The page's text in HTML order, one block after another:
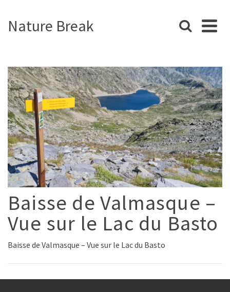
Nature Break
Baisse de Valmasque –
Vue sur le Lac du Basto
Baisse de Valmasque – Vue sur le Lac du Basto